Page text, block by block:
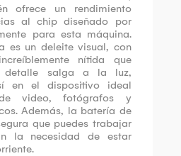
ofrece un rendimiento
al chip diseñado por
para esta máquina.
es un deleite visual, con
nítida que
detalle salga a la luz,
en el dispositivo ideal
video, fotógrafos y
Además, la batería de
que puedes trabajar
la necesidad de estar